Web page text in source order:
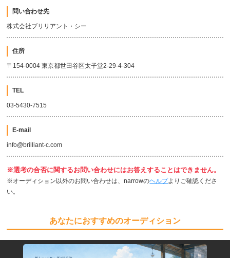
問い合わせ先
株式会社ブリリアント・シー
住所
〒154-0004 東京都世田谷区太子堂2-29-4-304
TEL
03-5430-7515
E-mail
info@brilliant-c.com
※選考の合否に関するお問い合わせにはお答えすることはできません。
※オーディション以外のお問い合わせは、narrowのヘルプよりご確認くださ
い。
あなたにおすすめのオーディション